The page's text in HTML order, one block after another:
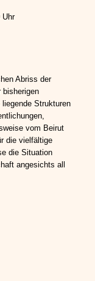
Uhr
Abriss der
bisherigen
Strukturen
vom Beirut
die vielfältige
die Situation
angesichts all